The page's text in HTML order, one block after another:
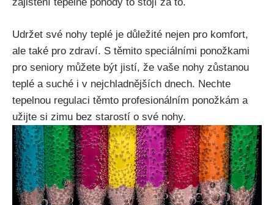
Udržet své nohy teplé je důležité nejen pro komfort,
ale také pro zdraví. S těmito speciálními ponožkami
pro seniory můžete být jistí, že vaše nohy zůstanou
teplé a suché i v nejchladnějších dnech. Nechte
tepelnou regulaci těmto profesionálním ponožkám a
užijte si zimu bez starostí o své nohy.